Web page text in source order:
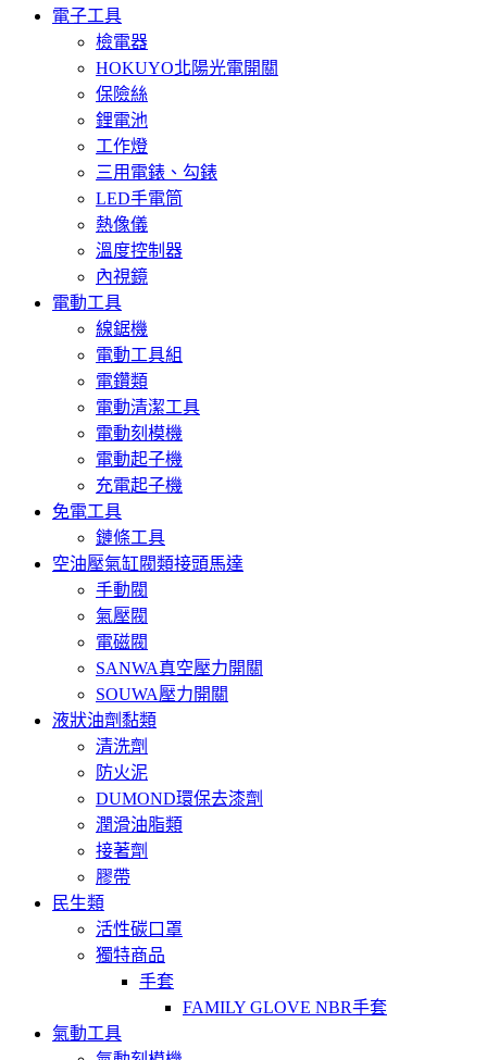
電子工具
檢電器
HOKUYO北陽光電開關
保險絲
鋰電池
工作燈
三用電錶、勾錶
LED手電筒
熱像儀
溫度控制器
內視鏡
電動工具
線鋸機
電動工具組
電鑽類
電動清潔工具
電動刻模機
電動起子機
充電起子機
免電工具
鏈條工具
空油壓氣缸閥類接頭馬達
手動閥
氣壓閥
電磁閥
SANWA真空壓力開關
SOUWA壓力開關
液狀油劑黏類
清洗劑
防火泥
DUMOND環保去漆劑
潤滑油脂類
接著劑
膠帶
民生類
活性碳口罩
獨特商品
手套
FAMILY GLOVE NBR手套
氣動工具